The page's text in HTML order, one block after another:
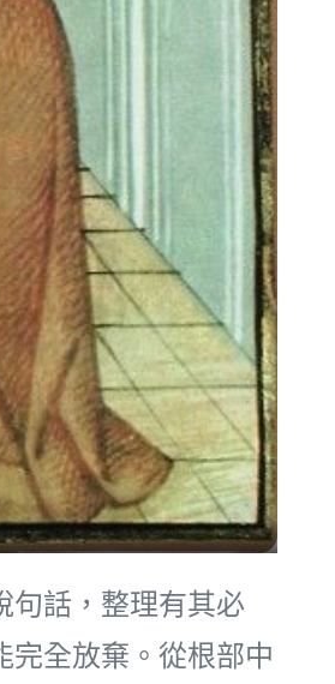
句話，整理有其必
全放棄。從根部中